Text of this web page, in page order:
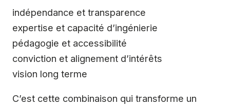
indépendance et transparence
expertise et capacité d’ingénierie
pédagogie et accessibilité
conviction et alignement d’intérêts
vision long terme
C’est cette combinaison qui transforme un